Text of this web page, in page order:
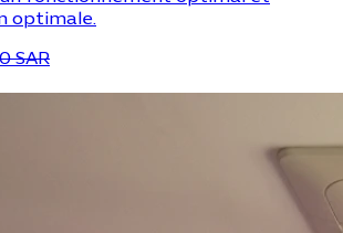
optimale.
SAR